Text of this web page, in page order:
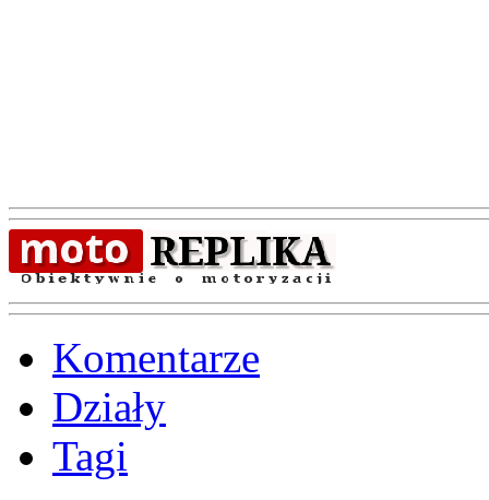
Komentarze
Działy
Tagi